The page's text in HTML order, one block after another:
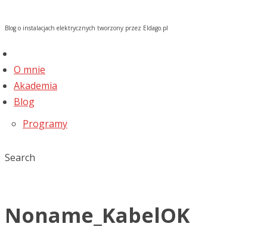
Blog o instalacjach elektrycznych tworzony przez Eldago.pl
O mnie
Akademia
Blog
Programy
Search
Noname_KabelOK